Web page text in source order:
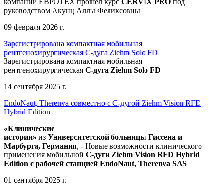
руководством Акунц Аллы Феликсовны
09 февраля 2026 г.
Зарегистрирована компактная мобильная
рентгенохирургическая С-дуга Ziehm Solo FD
Зарегистрирована компактная мобильная
рентгенохирургическая С-дуга Ziehm Solo FD
14 сентября 2025 г.
EndoNaut, Therenva совместно с С-дугой Ziehm Vision RFD
Hybrid Edition
«Клинические
истории» из Университетской больницы Гиссена и
Марбурга, Германия, - Новые возможности клинического
применения мобильной С-дуги Ziehm Vision RFD Hybrid
Edition с рабочей станцией EndoNaut, Therenva SAS
01 сентября 2025 г.